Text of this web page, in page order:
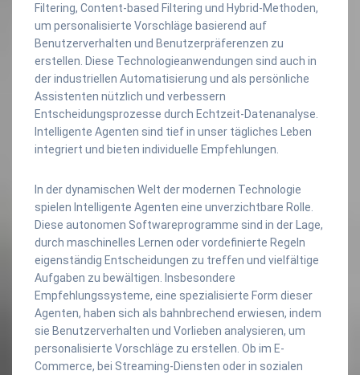
Filtering, Content-based Filtering und Hybrid-Methoden,
um personalisierte Vorschläge basierend auf
Benutzerverhalten und Benutzerpräferenzen zu
erstellen. Diese Technologieanwendungen sind auch in
der industriellen Automatisierung und als persönliche
Assistenten nützlich und verbessern
Entscheidungsprozesse durch Echtzeit-Datenanalyse.
Intelligente Agenten sind tief in unser tägliches Leben
integriert und bieten individuelle Empfehlungen.
In der dynamischen Welt der modernen Technologie
spielen Intelligente Agenten eine unverzichtbare Rolle.
Diese autonomen Softwareprogramme sind in der Lage,
durch maschinelles Lernen oder vordefinierte Regeln
eigenständig Entscheidungen zu treffen und vielfältige
Aufgaben zu bewältigen. Insbesondere
Empfehlungssysteme, eine spezialisierte Form dieser
Agenten, haben sich als bahnbrechend erwiesen, indem
sie Benutzerverhalten und Vorlieben analysieren, um
personalisierte Vorschläge zu erstellen. Ob im E-
Commerce, bei Streaming-Diensten oder in sozialen